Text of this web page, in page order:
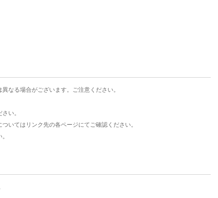
なる場合がございます。ご注意ください。
い。
いてはリンク先の各ページにてご確認ください。